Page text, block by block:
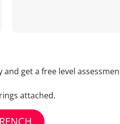
get a free level
attached.